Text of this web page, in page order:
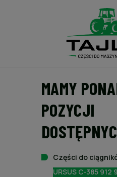
MAMY
POZYCJI
Części do
URSUS C-385 912